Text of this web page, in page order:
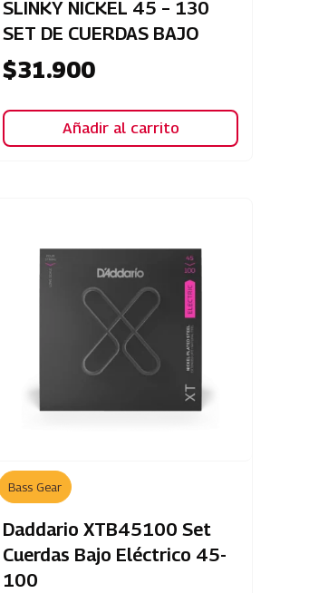
SLINKY NICKEL 45 – 130
SET DE CUERDAS BAJO
$31.900
Añadir al carrito
Bass Gear
Daddario XTB45100 Set
Cuerdas Bajo Eléctrico 45-
100